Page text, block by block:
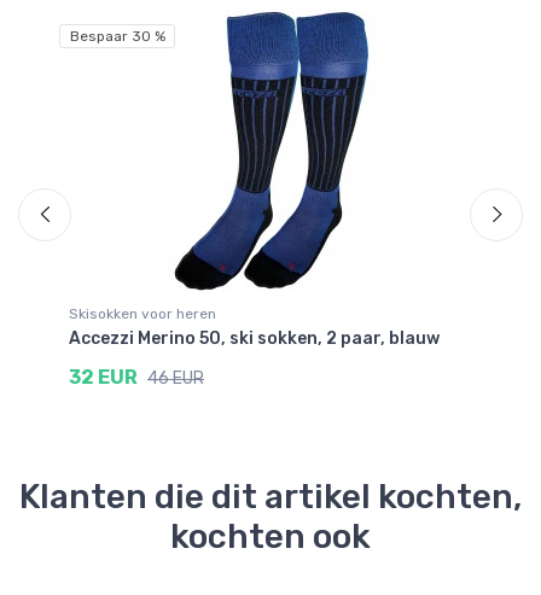
Bespaar 30 %
Skisokken voor heren
Accezzi Merino 50, ski sokken, 2 paar, blauw
32 EUR 46 EUR
Klanten die dit artikel kochten,
kochten ook